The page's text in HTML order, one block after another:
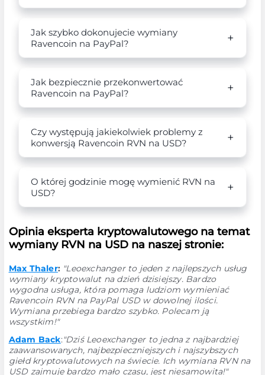
Jak szybko dokonujecie wymiany
Ravencoin na PayPal?
Jak bezpiecznie przekonwertować
Ravencoin na PayPal?
Czy występują jakiekolwiek problemy z
konwersją Ravencoin RVN na USD?
O której godzinie mogę wymienić RVN na
USD?
Opinia eksperta kryptowalutowego na temat
wymiany RVN na USD na naszej stronie:
Max Thaler: "Leoexchanger to jeden z najlepszych usług
wymiany kryptowalut na dzień dzisiejszy. Bardzo
wygodna usługa, która pomaga ludziom wymieniać
Ravencoin RVN na PayPal USD w dowolnej ilości.
Wymiana przebiega bardzo szybko. Polecam ją
wszystkim!"
Adam Back:"Dziś Leoexchanger to jedna z najbardziej
zaawansowanych, najbezpieczniejszych i najszybszych
giełd kryptowalutowych na świecie. Ich wymiana RVN na
USD zajmuje bardzo mało czasu, jest niesamowita!"